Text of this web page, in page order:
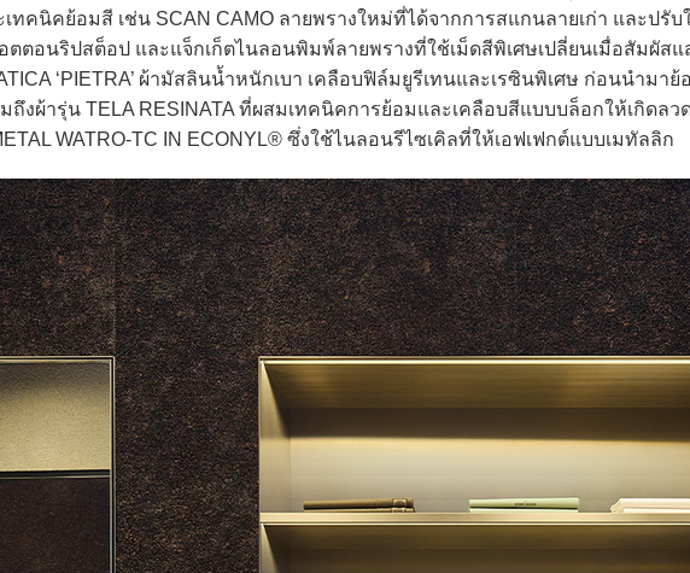
ทคนิคย้อมสี เช่น SCAN CAMO ลายพรางใหม่ที่ได้จากการสแกนลายเก่า และปรับ
ตตอนริปสต็อป และแจ็กเก็ตไนลอนพิมพ์ลายพรางที่ใช้เม็ดสีพิเศษเปลี่ยนเมื่อสัมผัสแ
‘PIETRA’ ผ้ามัสลินน้ำหนักเบา เคลือบฟิล์มยูรีเทนและเรซินพิเศษ ก่อนนำมา
ถึงผ้ารุ่น TELA RESINATA ที่ผสมเทคนิคการย้อมและเคลือบสีแบบบล็อกให้เกิดลว
WATRO-TC IN ECONYL® ซึ่งใช้ไนลอนรีไซเคิลที่ให้เอฟเฟกต์แบบเมทัลลิก